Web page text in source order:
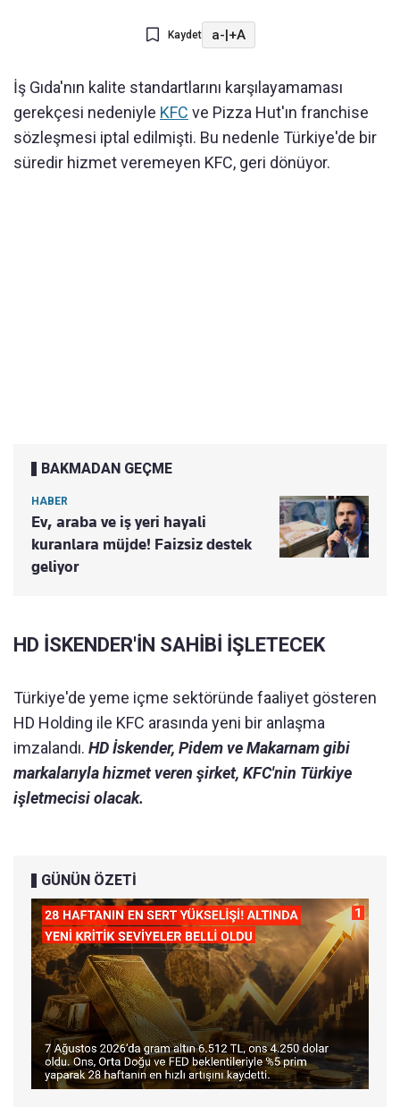
Kaydet a-|+A
İş Gıda'nın kalite standartlarını karşılayamaması
gerekçesi nedeniyle KFC ve Pizza Hut'ın franchise
sözleşmesi iptal edilmişti. Bu nedenle Türkiye'de bir
süredir hizmet veremeyen KFC, geri dönüyor.
BAKMADAN GEÇME
HABER
Ev, araba ve iş yeri hayali
kuranlara müjde! Faizsiz destek
geliyor
HD İSKENDER'İN SAHİBİ İŞLETECEK
Türkiye'de yeme içme sektöründe faaliyet gösteren
HD Holding ile KFC arasında yeni bir anlaşma
imzalandı. HD İskender, Pidem ve Makarnam gibi
markalarıyla hizmet veren şirket, KFC'nin Türkiye
işletmecisi olacak.
GÜNÜN ÖZETİ